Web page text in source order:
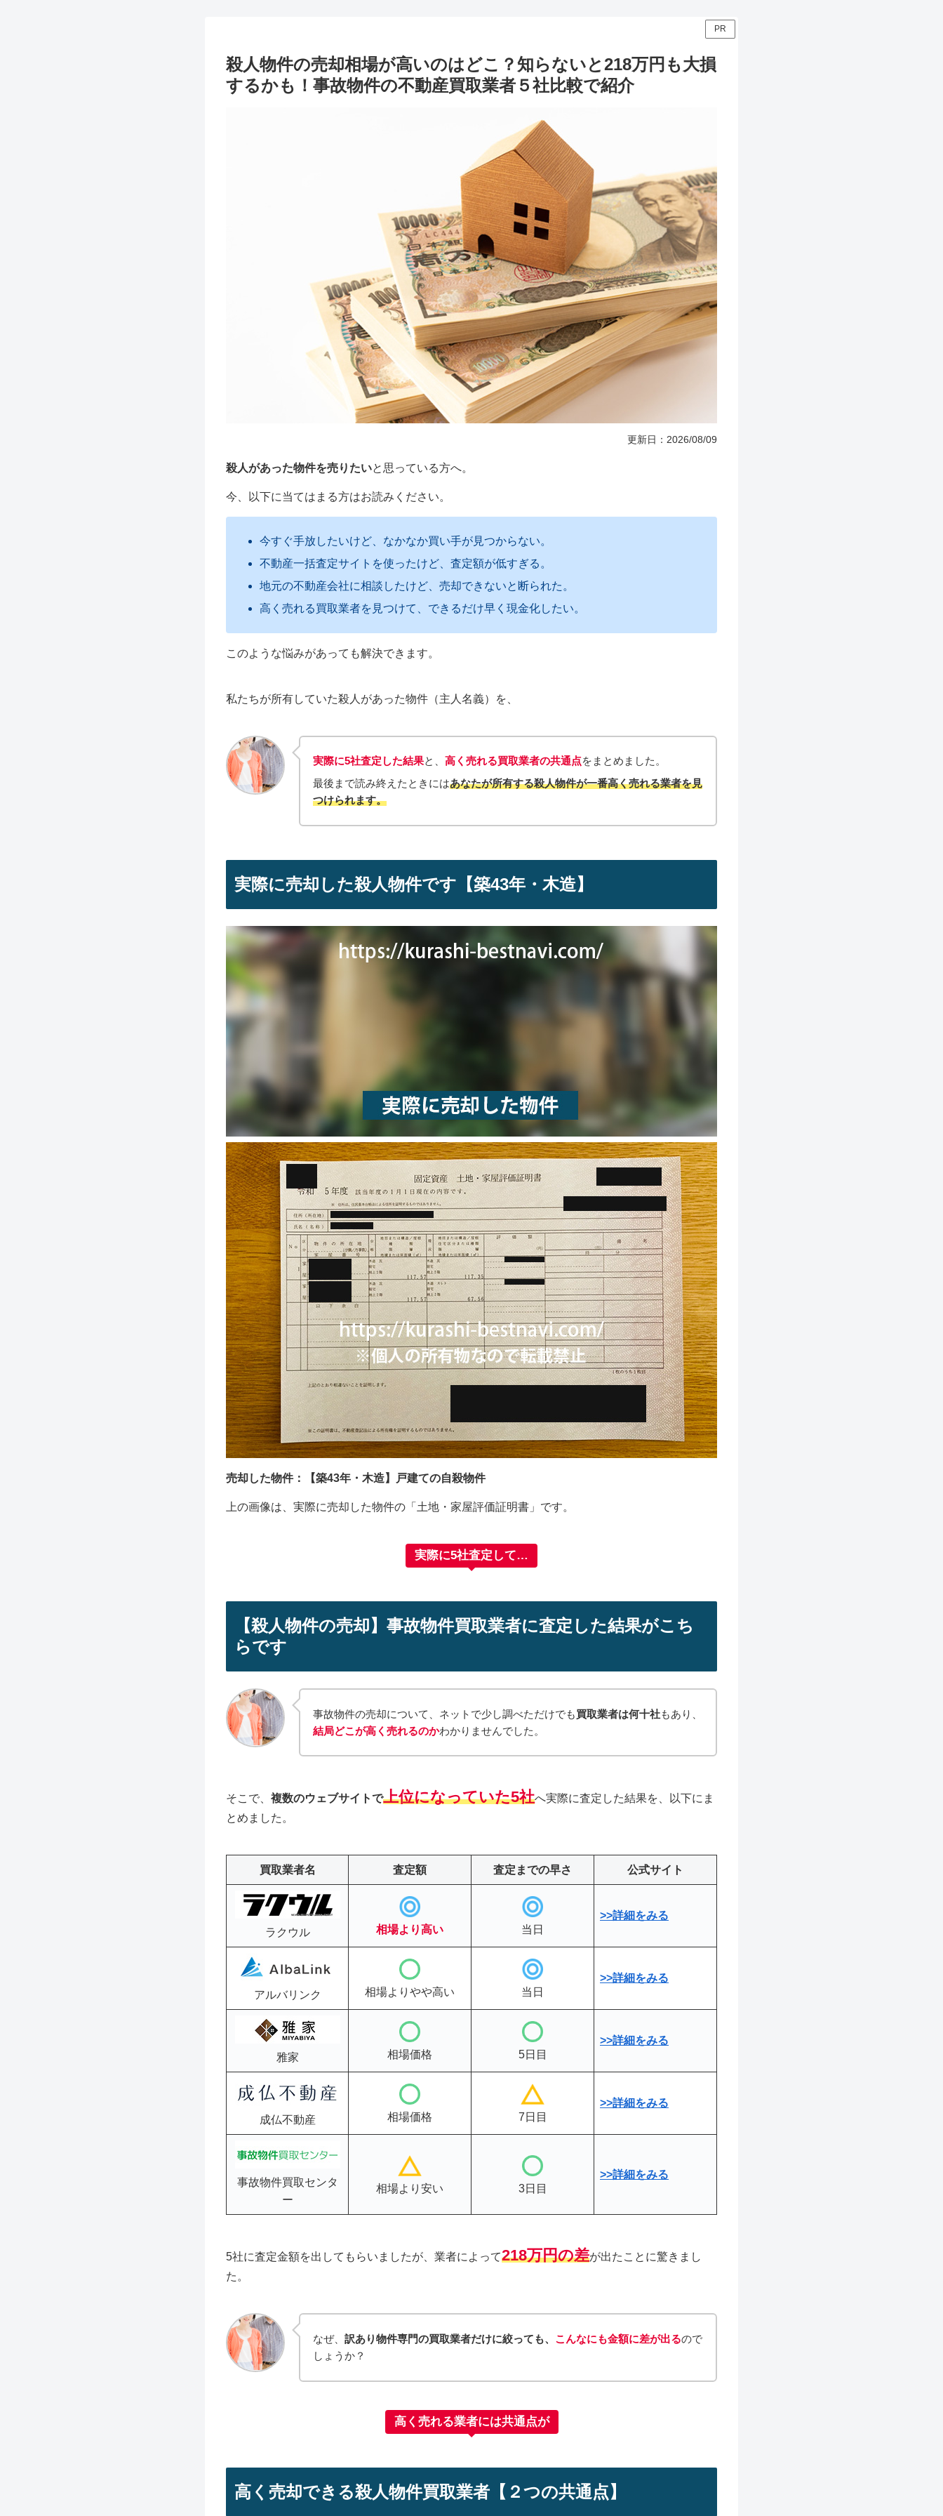
PR
殺人物件の売却相場が高いのはどこ？知らないと218万円も大損
するかも！事故物件の不動産買取業者５社比較で紹介
更新日：2026/08/09
殺人があった物件を売りたいと思っている方へ。
今、以下に当てはまる方はお読みください。
今すぐ手放したいけど、なかなか買い手が見つからない。
不動産一括査定サイトを使ったけど、査定額が低すぎる。
地元の不動産会社に相談したけど、売却できないと断られた。
高く売れる買取業者を見つけて、できるだけ早く現金化したい。
このような悩みがあっても解決できます。
私たちが所有していた殺人があった物件（主人名義）を、
実際に5社査定した結果と、高く売れる買取業者の共通点をまとめました。
最後まで読み終えたときにはあなたが所有する殺人物件が一番高く売れる業者を見
つけられます。
実際に売却した殺人物件です【築43年・木造】
売却した物件：【築43年・木造】戸建ての自殺物件
上の画像は、実際に売却した物件の「土地・家屋評価証明書」です。
実際に5社査定して…
【殺人物件の売却】事故物件買取業者に査定した結果がこち
らです
事故物件の売却について、ネットで少し調べただけでも買取業者は何十社もあり、
結局どこが高く売れるのかわかりませんでした。
そこで、 複数のウェブサイトで上位になっていた5社へ実際に査定した結果を、以下にま
とめました。
買取業者名 査定額 査定までの早さ 公式サイト
ラクウル 相場より高い 当日
>>詳細をみる
アルバリンク 相場よりやや高い 当日
>>詳細をみる
雅家 相場価格 5日目
>>詳細をみる
成仏不動産 相場価格 7日目
>>詳細をみる
事故物件買取センタ
ー
相場より安い 3日目
>>詳細をみる
5社に査定金額を出してもらいましたが、業者によって218万円の差が出たことに驚きまし
た。
なぜ、訳あり物件専門の買取業者だけに絞っても、 こんなにも金額に差が出るので
しょうか？
高く売れる業者には共通点が
高く売却できる殺人物件買取業者【２つの共通点】